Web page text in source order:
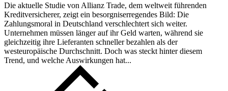
Die aktuelle Studie von Allianz Trade, dem weltweit führenden
Kreditversicherer, zeigt ein besorgniserregendes Bild: Die
Zahlungsmoral in Deutschland verschlechtert sich weiter.
Unternehmen müssen länger auf ihr Geld warten, während sie
gleichzeitig ihre Lieferanten schneller bezahlen als der
westeuropäische Durchschnitt. Doch was steckt hinter diesem
Trend, und welche Auswirkungen hat...